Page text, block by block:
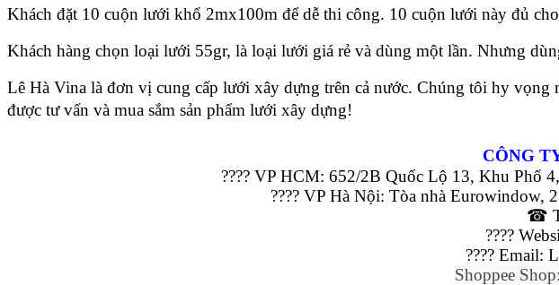
Khách đặt 10 cuộn lưới khổ 2mx100m để dễ thi công. 10 cuộn lưới này đủ
Khách hàng chọn loại lưới 55gr, là loại lưới giá rẻ và dùng một lần. Nhưng
Lê Hà Vina là đơn vị cung cấp lưới xây dựng trên cả nước. Chúng tôi hy
được tư vấn và mua sắm sản phẩm lưới xây dựng!
CÔNG
???? VP HCM: 652/2B Quốc Lộ 13, Khu Phố
???? VP Hà Nội: Tòa nhà Eurowindow,
☎
????
???? Email:
Shoppee